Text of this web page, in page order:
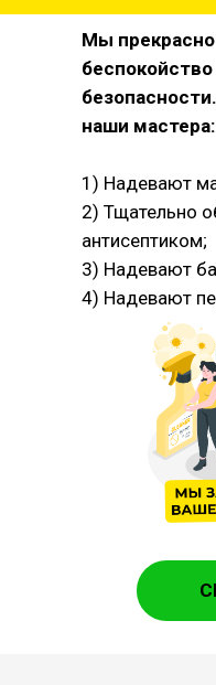
Мы
наши мастера:
1) Надевают
2) Тщательно
антисептиком;
3) Надевают
4) Надевают